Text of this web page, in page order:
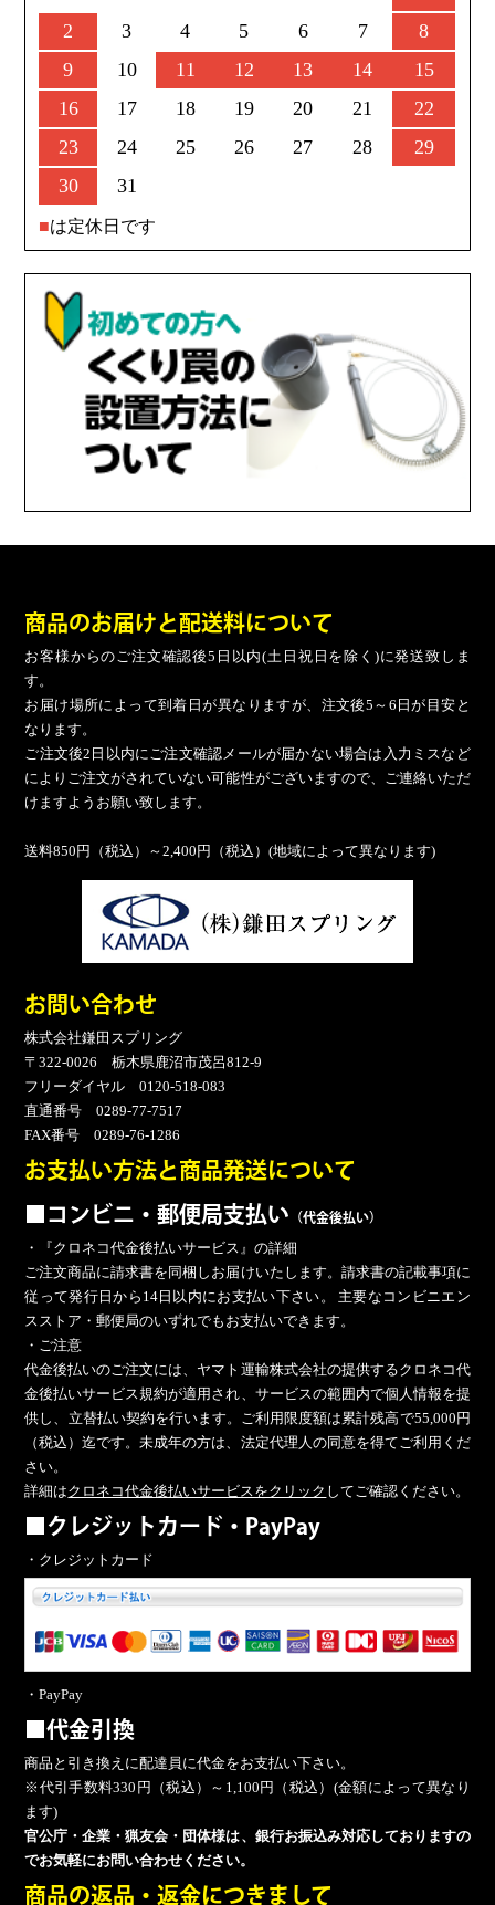
2
3 4 5 6 7
8
9
10 11 12 13 14
15
16
17 18 19 20 21
22
23
24 25 26 27 28
29
30
31
■は定休日です
商品のお届けと配送料について
お客様からのご注文確認後5日以内(土日祝日を除く)に発送致しま
す。
お届け場所によって到着日が異なりますが、注文後5～6日が目安と
なります。
ご注文後2日以内にご注文確認メールが届かない場合は入力ミスなど
によりご注文がされていない可能性がございますので、ご連絡いただ
けますようお願い致します。
送料850円（税込）～2,400円（税込）(地域によって異なります)
お問い合わせ
株式会社鎌田スプリング
〒322-0026 栃木県鹿沼市茂呂812-9
フリーダイヤル 0120-518-083
直通番号 0289-77-7517
FAX番号 0289-76-1286
お支払い方法と商品発送について
■コンビニ・郵便局支払い
（代金後払い）
・『クロネコ代金後払いサービス』の詳細
ご注文商品に請求書を同梱しお届けいたします。請求書の記載事項に
従って発行日から14日以内にお支払い下さい。 主要なコンビニエン
スストア・郵便局のいずれでもお支払いできます。
・ご注意
代金後払いのご注文には、ヤマト運輸株式会社の提供するクロネコ代
金後払いサービス規約が適用され、サービスの範囲内で個人情報を提
供し、立替払い契約を行います。ご利用限度額は累計残高で55,000円
（税込）迄です。未成年の方は、法定代理人の同意を得てご利用くだ
さい。
詳細はクロネコ代金後払いサービスをクリック してご確認ください。
■クレジットカード・PayPay
・クレジットカード
・PayPay
■代金引換
商品と引き換えに配達員に代金をお支払い下さい。
※代引手数料330円（税込）～1,100円（税込）(金額によって異なり
ます)
官公庁・企業・猟友会・団体様は、銀行お振込み対応しておりますの
でお気軽にお問い合わせください。
商品の返品・返金につきまして